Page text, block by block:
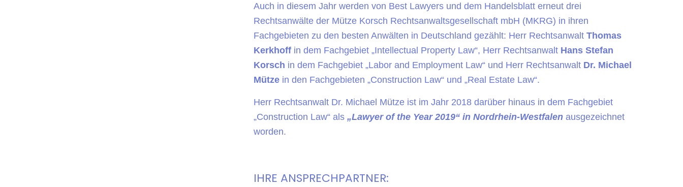
Auch in diesem Jahr werden von Best Lawyers und dem Handelsblatt erneut drei
Rechtsanwälte der Mütze Korsch Rechtsanwaltsgesellschaft mbH (MKRG) in ihren
Fachgebieten zu den besten Anwälten in Deutschland gezählt: Herr RechtsanwaltThomas
Kerkhoff in dem Fachgebiet „Intellectual Property Law“, Herr Rechtsanwalt Hans Stefan
Korsch in dem Fachgebiet „Labor and Employment Law“ und Herr Rechtsanwalt Dr. Michael
Mütze in den Fachgebieten „Construction Law“ und „Real Estate Law“.
Herr Rechtsanwalt Dr. Michael Mütze ist im Jahr 2018 darüber hinaus in dem Fachgebiet
„Construction Law“ als„Lawyer of the Year 2019“ in Nordrhein-Westfalenausgezeichnet
worden.
IHRE ANSPRECHPARTNER: